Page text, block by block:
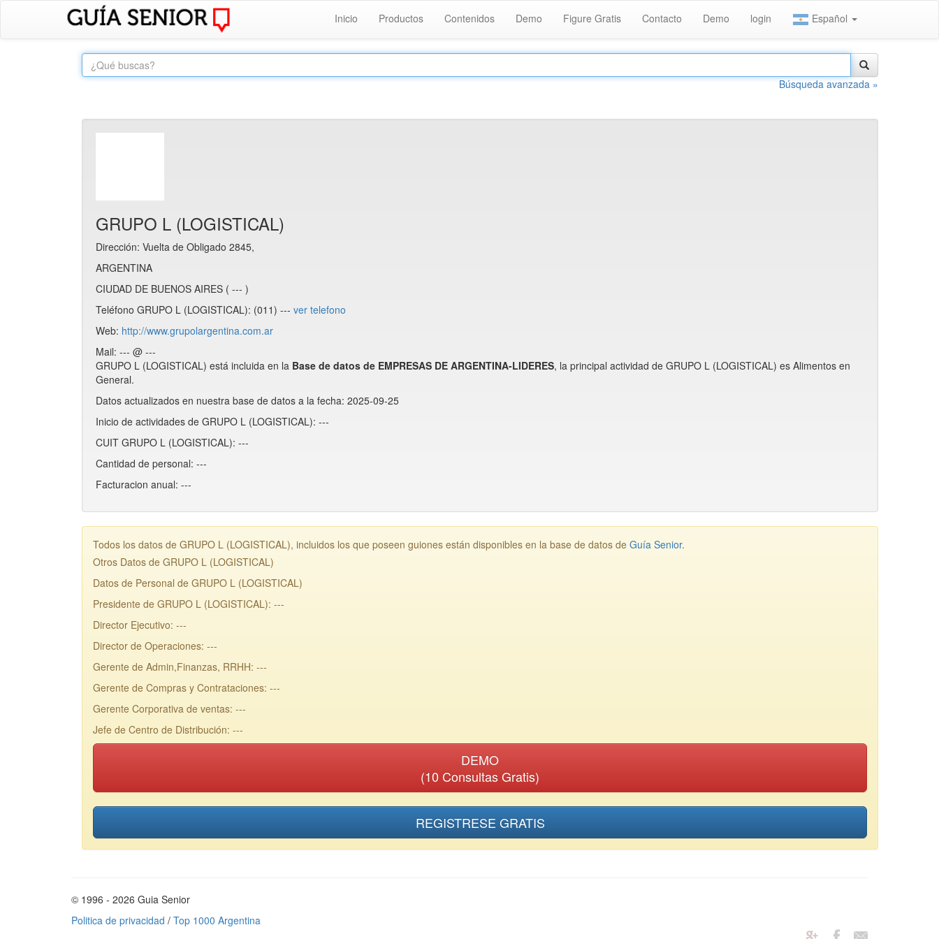
Inicio Productos Contenidos Demo Figure Gratis Contacto Demo login Español
Búsqueda avanzada »
GRUPO L (LOGISTICAL)
Dirección: Vuelta de Obligado 2845,
ARGENTINA
CIUDAD DE BUENOS AIRES ( --- )
Teléfono GRUPO L (LOGISTICAL): (011) --- ver telefono
Web: http://www.grupolargentina.com.ar
Mail: --- @ ---
GRUPO L (LOGISTICAL) está incluida en la Base de datos de EMPRESAS DE ARGENTINA-LIDERES, la principal actividad de GRUPO L (LOGISTICAL) es Alimentos en
General.
Datos actualizados en nuestra base de datos a la fecha: 2025-09-25
Inicio de actividades de GRUPO L (LOGISTICAL): ---
CUIT GRUPO L (LOGISTICAL): ---
Cantidad de personal: ---
Facturacion anual: ---
Todos los datos de GRUPO L (LOGISTICAL), incluidos los que poseen guiones están disponibles en la base de datos de Guía Senior.
Otros Datos de GRUPO L (LOGISTICAL)
Datos de Personal de GRUPO L (LOGISTICAL)
Presidente de GRUPO L (LOGISTICAL): ---
Director Ejecutivo: ---
Director de Operaciones: ---
Gerente de Admin,Finanzas, RRHH: ---
Gerente de Compras y Contrataciones: ---
Gerente Corporativa de ventas: ---
Jefe de Centro de Distribución: ---
DEMO
(10 Consultas Gratis)
REGISTRESE GRATIS
© 1996 - 2026 Guia Senior
Politica de privacidad / Top 1000 Argentina